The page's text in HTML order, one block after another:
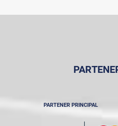
PARTENER PRINCIPAL